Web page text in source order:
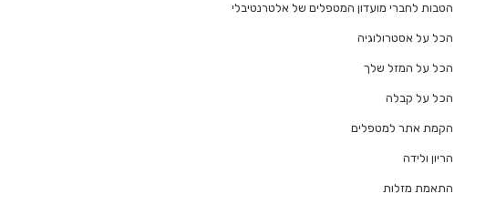
הטבות לחברי מועדון המטפלים של אלטרנטיבלי
הכל על אסטרולוגיה
הכל על המזל שלך
הכל על קבלה
הקמת אתר למטפלים
הריון ולידה
התאמת מזלות